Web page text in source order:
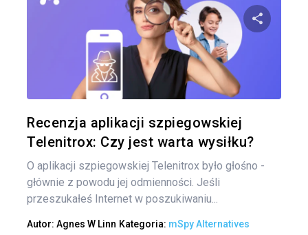
Recenzja aplikacji szpiegowskiej
Telenitrox: Czy jest warta wysiłku?
O aplikacji szpiegowskiej Telenitrox było głośno -
głównie z powodu jej odmienności. Jeśli
przeszukałeś Internet w poszukiwaniu...
Autor: Agnes W Linn Kategoria: mSpy Alternatives